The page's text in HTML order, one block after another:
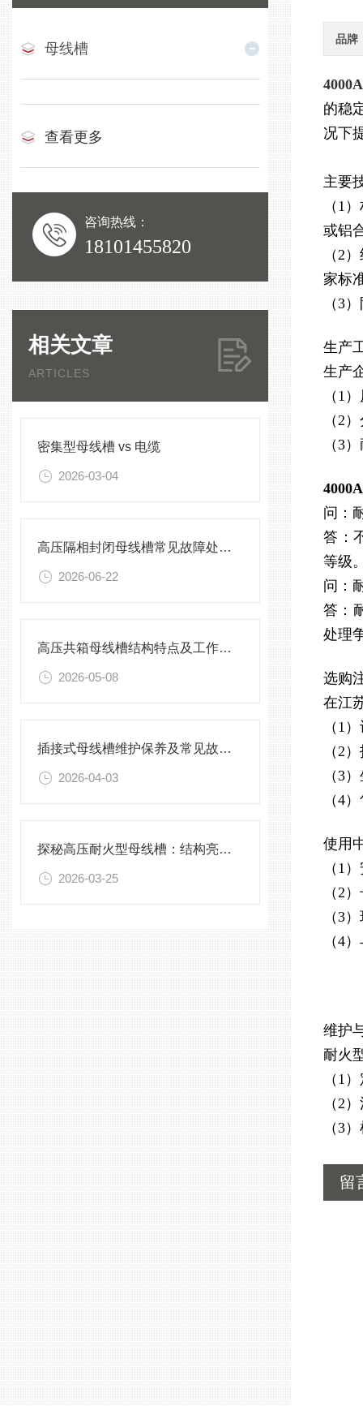
母线槽
查看更多
咨询热线：
18101455820
相关文章
ARTICLES
密集型母线槽 vs 电缆
2026-03-04
高压隔相封闭母线槽常见故障处理方案
2026-06-22
高压共箱母线槽结构特点及工作原理
2026-05-08
插接式母线槽维护保养及常见故障处理指南
2026-04-03
探秘高压耐火型母线槽：结构亮点与实用效能
2026-03-25
品牌
的稳
况下
主要
（1
或铝
（2
家标
（3
生产
生产
（1
（2
（3
问：
答：
等级
问：
答：
处理
选购
在江
（1
（2
（3
（4
使用
（1
（2
（3
（4
维护
耐火
（1
（2
（3
留